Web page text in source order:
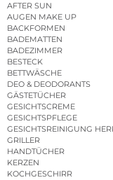
AFTER SUN
AUGEN MAKE UP
BACKFORMEN
BADEMATTEN
BADEZIMMER
BESTECK
BETTWÄSCHE
DEO & DEODORANTS
GÄSTETÜCHER
GESICHTSCREME
GESICHTSPFLEGE
GESICHTSREINIGUNG
GRILLER
HANDTÜCHER
KERZEN
KOCHGESCHIRR